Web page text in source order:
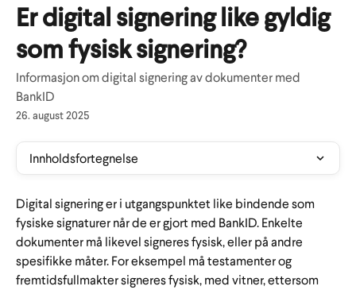
Er digital signering like gyldig
som fysisk signering?
Informasjon om digital signering av dokumenter med
BankID
26. august 2025
Innholdsfortegnelse
Digital signering er i utgangspunktet like bindende som
fysiske signaturer når de er gjort med BankID. Enkelte
dokumenter må likevel signeres fysisk, eller på andre
spesifikke måter. For eksempel må testamenter og
fremtidsfullmakter signeres fysisk, med vitner, ettersom